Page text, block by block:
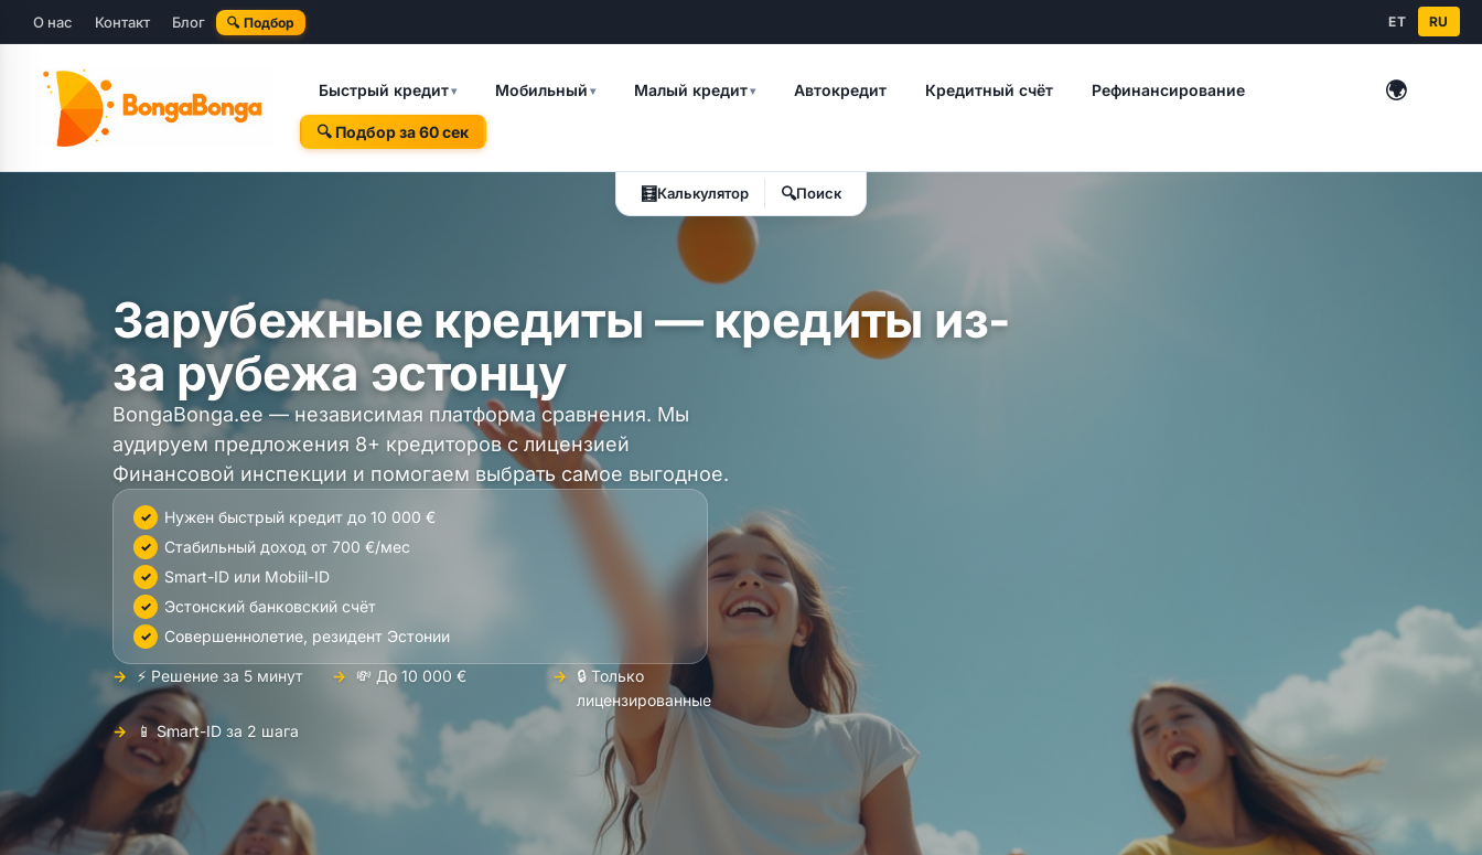
Перейти
к
содержимому
О нас Контакт Блог 🔍 Подбор ET RU
Быстрый кредит▾ Мобильный ▾ Малый кредит▾ Автокредит Кредитный счёт Рефинансирование 🌍
🔍 Подбор за 60 сек
🧮Калькулятор 🔍Поиск
Зарубежные кредиты — кредиты из-
за рубежа эстонцу
BongaBonga.ee — независимая платформа сравнения. Мы
аудируем предложения 8+ кредиторов с лицензией
Финансовой инспекции и помогаем выбрать самое выгодное.
Нужен быстрый кредит до 10 000 €
Стабильный доход от 700 €/мес
Smart-ID или Mobiil-ID
Эстонский банковский счёт
Совершеннолетие, резидент Эстонии
⚡ Решение за 5 минут 💸 До 10 000 €
🔒 Только
лицензированные
📱 Smart-ID за 2 шага